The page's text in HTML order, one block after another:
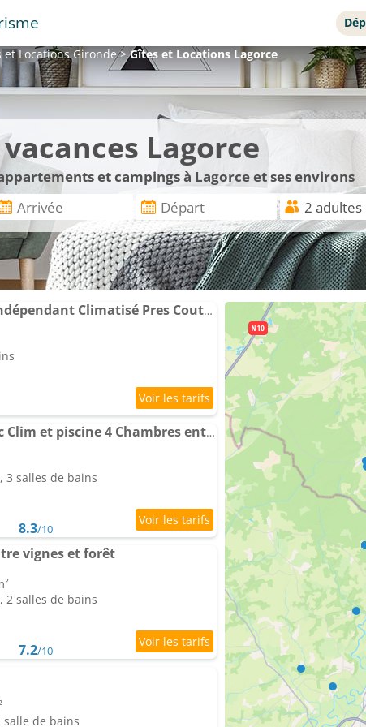
et LocationsGironde>Gîtes et LocationsLagorce
Lagorce
et campings à Lagorce et ses environs
Appartement Chalet Indépendant Climatisé Pres Coutras Libourne et Saint Emilion 1 personne
Gîte de 4 à 10 Pers avec Clim et piscine 4 Chambres entre les Vignobles de Saint Emilion et du Cognacai
3 salles de bains
8.3/10
vignes et forêt
2 salles de bains
7.2/10
de bains